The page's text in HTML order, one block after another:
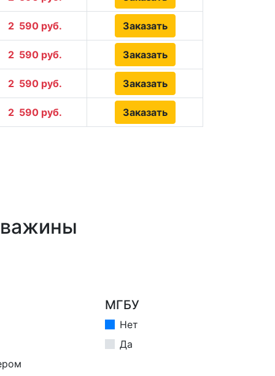
2 590 руб. Заказать
2 590 руб. Заказать
2 590 руб. Заказать
2 590 руб. Заказать
МГБУ
Нет
Да